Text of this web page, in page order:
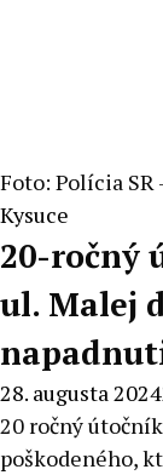
Foto: Polícia
Kysuce
20-ročný
ul. Malej
28. augusta 2024
20 ročný
poškodeného,